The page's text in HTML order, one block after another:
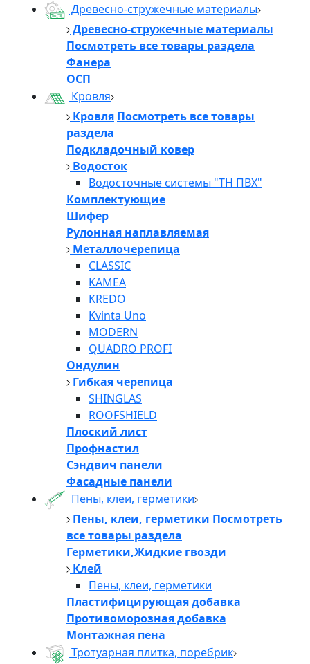
Древесно-стружечные материалы
Древесно-стружечные материалы
Посмотреть все товары раздела
Фанера
ОСП
Кровля
Кровля Посмотреть все товары
раздела
Подкладочный ковер
Водосток
Водосточные системы "ТН ПВХ"
Комплектующие
Шифер
Рулонная наплавляемая
Металлочерепица
CLASSIC
KAMEA
KREDO
Kvinta Uno
MODERN
QUADRO PROFI
Ондулин
Гибкая черепица
SHINGLAS
ROOFSHIELD
Плоский лист
Профнастил
Сэндвич панели
Фасадные панели
Пены, клеи, герметики
Пены, клеи, герметики Посмотреть
все товары раздела
Герметики,Жидкие гвозди
Клей
Пены, клеи, герметики
Пластифицирующая добавка
Противоморозная добавка
Монтажная пена
Тротуарная плитка, поребрик